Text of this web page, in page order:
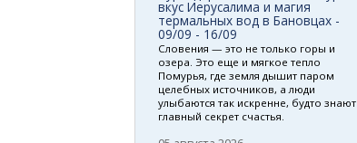
вкус Иерусалима и магия
термальных вод в Бановцах -
09/09 - 16/09
Словения — это не только горы и
озера. Это еще и мягкое тепло
Помурья, где земля дышит паром
целебных источников, а люди
улыбаются так искренне, будто знают
главный секрет счастья.